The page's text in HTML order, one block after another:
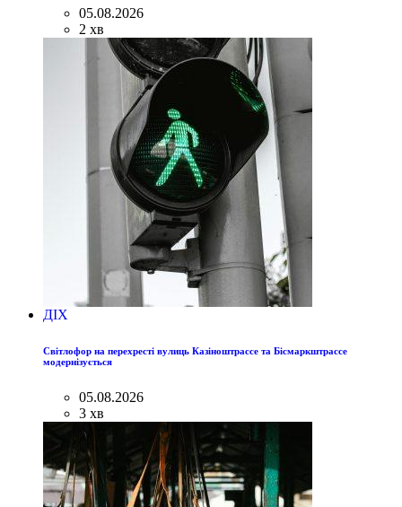
05.08.2026
2 хв
ДІХ
Світлофор на перехресті вулиць Казіноштрассе та Бісмаркштрассе
модернізується
05.08.2026
3 хв